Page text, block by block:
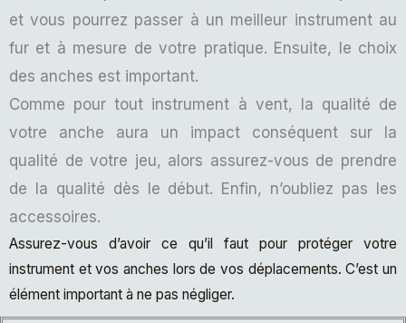
et vous pourrez passer à un meilleur instrument au
fur et à mesure de votre pratique. Ensuite, le choix
des anches est important.
Comme pour tout instrument à vent, la qualité de
votre anche aura un impact conséquent sur la
qualité de votre jeu, alors assurez-vous de prendre
de la qualité dès le début. Enfin, n’oubliez pas les
accessoires.
Assurez-vous d’avoir ce qu’il faut pour protéger votre
instrument et vos anches lors de vos déplacements. C’est un
élément important à ne pas négliger.